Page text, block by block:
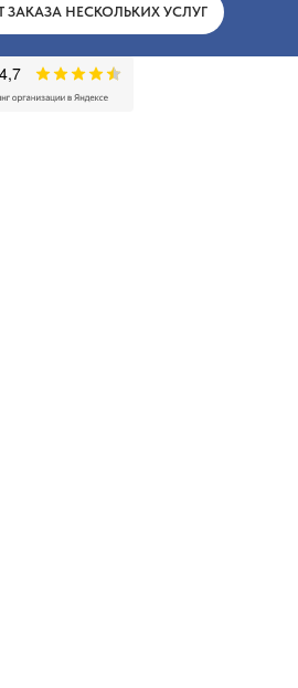
ЗАКАЗА НЕСКОЛЬКИХ УСЛУГ